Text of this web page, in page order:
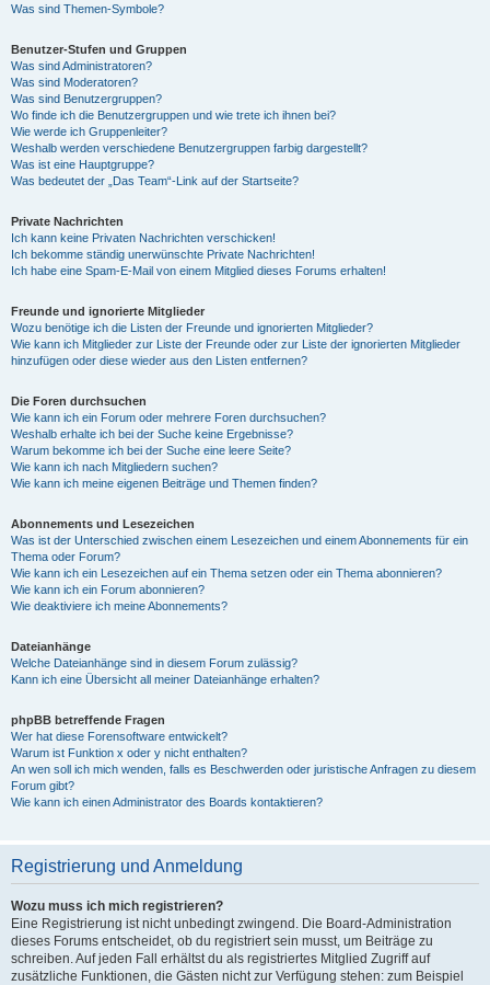
Was sind Themen-Symbole?
Benutzer-Stufen und Gruppen
Was sind Administratoren?
Was sind Moderatoren?
Was sind Benutzergruppen?
Wo finde ich die Benutzergruppen und wie trete ich ihnen bei?
Wie werde ich Gruppenleiter?
Weshalb werden verschiedene Benutzergruppen farbig dargestellt?
Was ist eine Hauptgruppe?
Was bedeutet der „Das Team“-Link auf der Startseite?
Private Nachrichten
Ich kann keine Privaten Nachrichten verschicken!
Ich bekomme ständig unerwünschte Private Nachrichten!
Ich habe eine Spam-E-Mail von einem Mitglied dieses Forums erhalten!
Freunde und ignorierte Mitglieder
Wozu benötige ich die Listen der Freunde und ignorierten Mitglieder?
Wie kann ich Mitglieder zur Liste der Freunde oder zur Liste der ignorierten Mitglieder
hinzufügen oder diese wieder aus den Listen entfernen?
Die Foren durchsuchen
Wie kann ich ein Forum oder mehrere Foren durchsuchen?
Weshalb erhalte ich bei der Suche keine Ergebnisse?
Warum bekomme ich bei der Suche eine leere Seite?
Wie kann ich nach Mitgliedern suchen?
Wie kann ich meine eigenen Beiträge und Themen finden?
Abonnements und Lesezeichen
Was ist der Unterschied zwischen einem Lesezeichen und einem Abonnements für ein
Thema oder Forum?
Wie kann ich ein Lesezeichen auf ein Thema setzen oder ein Thema abonnieren?
Wie kann ich ein Forum abonnieren?
Wie deaktiviere ich meine Abonnements?
Dateianhänge
Welche Dateianhänge sind in diesem Forum zulässig?
Kann ich eine Übersicht all meiner Dateianhänge erhalten?
phpBB betreffende Fragen
Wer hat diese Forensoftware entwickelt?
Warum ist Funktion x oder y nicht enthalten?
An wen soll ich mich wenden, falls es Beschwerden oder juristische Anfragen zu diesem
Forum gibt?
Wie kann ich einen Administrator des Boards kontaktieren?
Registrierung und Anmeldung
Wozu muss ich mich registrieren?
Eine Registrierung ist nicht unbedingt zwingend. Die Board-Administration
dieses Forums entscheidet, ob du registriert sein musst, um Beiträge zu
schreiben. Auf jeden Fall erhältst du als registriertes Mitglied Zugriff auf
zusätzliche Funktionen, die Gästen nicht zur Verfügung stehen: zum Beispiel